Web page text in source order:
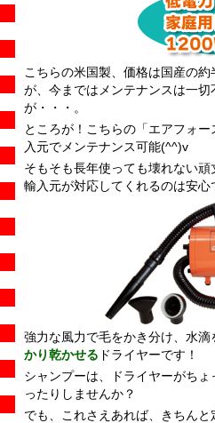
こちらの米国製、価格は国産の
が、今まではメンテナンスは一
が・・・。
ところが！こちらの「エアフォ
入元でメンテナンス可能(^^)v
そもそも長年使っても壊れない
輸入元が対応してくれるのは安心
強力な風力で毛をかき分け、水滴
かり乾かせる ドライヤーです！
シャンプーは、ドライヤーがち
ったりしませんか？
でも、これさえあれば、きちんと